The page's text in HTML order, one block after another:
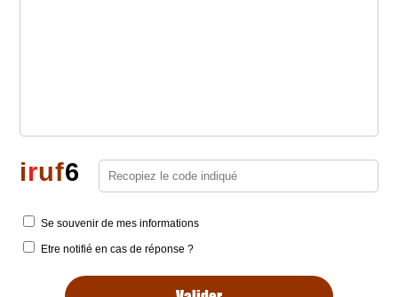
iruf6
Se souvenir de mes informations
Etre notifié en cas de réponse ?